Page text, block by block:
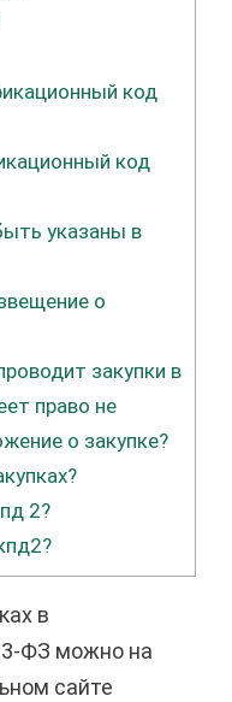
код
код
указаны в
о
закупки в
право не
о закупке?
2?
в
ФЗ можно на
сайте